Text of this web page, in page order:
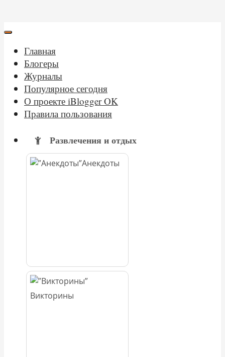
Главная
Блогеры
Журналы
Популярное сегодня
О проекте iBlogger OK
Правила пользования
Развлечения и отдых
Анекдоты
Викторины